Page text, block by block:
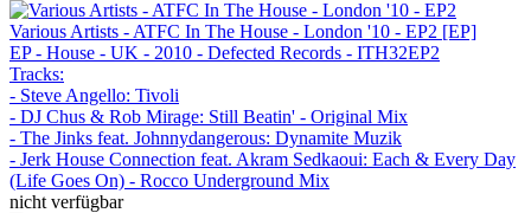
Various Artists - ATFC In The House - London '10 - EP2 [EP]
EP - House - UK - 2010 - Defected Records - ITH32EP2
Tracks:
- Steve Angello: Tivoli
- DJ Chus & Rob Mirage: Still Beatin' - Original Mix
- The Jinks feat. Johnnydangerous: Dynamite Muzik
- Jerk House Connection feat. Akram Sedkaoui: Each & Every Day
(Life Goes On) - Rocco Underground Mix
nicht verfügbar